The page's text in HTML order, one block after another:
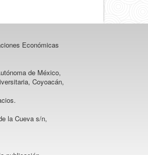
Económicas
de México,
Coyoacán,
la Cueva s/n,